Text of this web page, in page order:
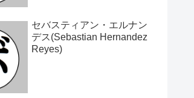
セバスティアン・エルナン
デス(Sebastian Hernandez
Reyes)